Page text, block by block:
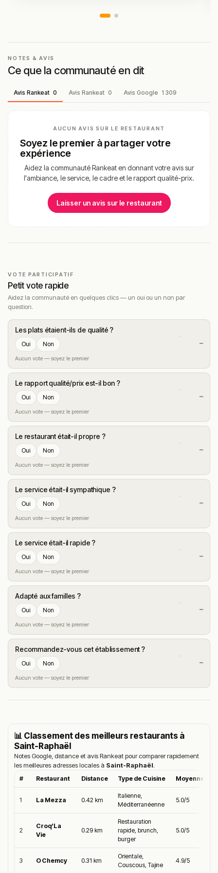
NOTES & AVIS
Ce que la communauté en dit
Avis Rankeat 0 Avis Rankeat 0 Avis Google 1 309
AUCUN AVIS SUR LE RESTAURANT
Soyez le premier à partager votre
expérience
Aidez la communauté Rankeat en donnant votre avis sur
l'ambiance, le service, le cadre et le rapport qualité-prix.
Laisser un avis sur le restaurant
VOTE PARTICIPATIF
Petit vote rapide
Aidez la communauté en quelques clics — un oui ou un non par
question.
Les plats étaient-ils de qualité ?
Oui Non
Aucun vote — soyez le premier
—
Le rapport qualité/prix est-il bon ?
Oui Non
Aucun vote — soyez le premier
—
Le restaurant était-il propre ?
Oui Non
Aucun vote — soyez le premier
—
Le service était-il sympathique ?
Oui Non
Aucun vote — soyez le premier
—
Le service était-il rapide ?
Oui Non
Aucun vote — soyez le premier
—
Adapté aux familles ?
Oui Non
Aucun vote — soyez le premier
—
Recommandez-vous cet établissement ?
Oui Non
Aucun vote — soyez le premier
—
📊 Classement des meilleurs restaurants à
Saint-Raphaël
Notes Google, distance et avis Rankeat pour comparer rapidement
les meilleures adresses locales à Saint-Raphaël.
# Restaurant Distance Type de Cuisine Moyenne
1 La Mezza 0.42 km
Italienne,
Méditerranéenne
5.0/5
2
Croq’La
Vie
0.29 km
Restauration
rapide, brunch,
burger
5.0/5
3 O Chemcy 0.31 km
Orientale,
Couscous, Tajine
4.9/5